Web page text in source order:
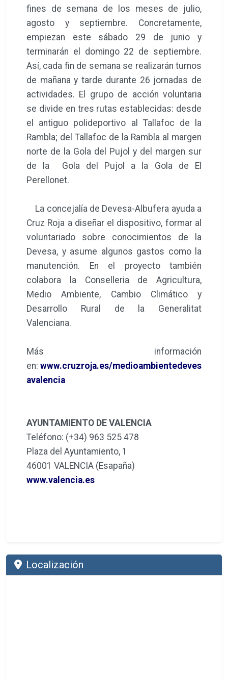
fines de semana de los meses de julio,
agosto y septiembre. Concretamente,
empiezan este sábado 29 de junio y
terminarán el domingo 22 de septiembre.
Así, cada fin de semana se realizarán turnos
de mañana y tarde durante 26 jornadas de
actividades. El grupo de acción voluntaria
se divide en tres rutas establecidas: desde
el antiguo polideportivo al Tallafoc de la
Rambla; del Tallafoc de la Rambla al margen
norte de la Gola del Pujol y del margen sur
de la Gola del Pujol a la Gola de El
Perellonet.
La concejalía de Devesa-Albufera ayuda a
Cruz Roja a diseñar el dispositivo, formar al
voluntariado sobre conocimientos de la
Devesa, y asume algunos gastos como la
manutención. En el proyecto también
colabora la Conselleria de Agricultura,
Medio Ambiente, Cambio Climático y
Desarrollo Rural de la Generalitat
Valenciana.
Más información
en: www.cruzroja.es/medioambientedeves
avalencia
AYUNTAMIENTO DE VALENCIA
Teléfono: (+34) 963 525 478
Plaza del Ayuntamiento, 1
46001 VALENCIA (Esapaña)
www.valencia.es
Localización